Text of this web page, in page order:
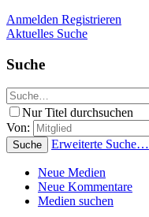
Anmelden Registrieren
Aktuelles Suche
Suche
Nur Titel durchsuchen
Von:
Suche Erweiterte Suche…
Neue Medien
Neue Kommentare
Medien suchen